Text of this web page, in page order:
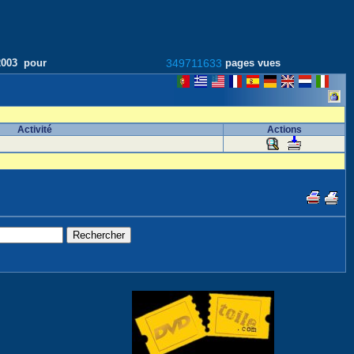
pour 349711633 pages vues
Activité Actions